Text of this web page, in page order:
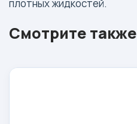
плотных жидкостей.
Смотрите также